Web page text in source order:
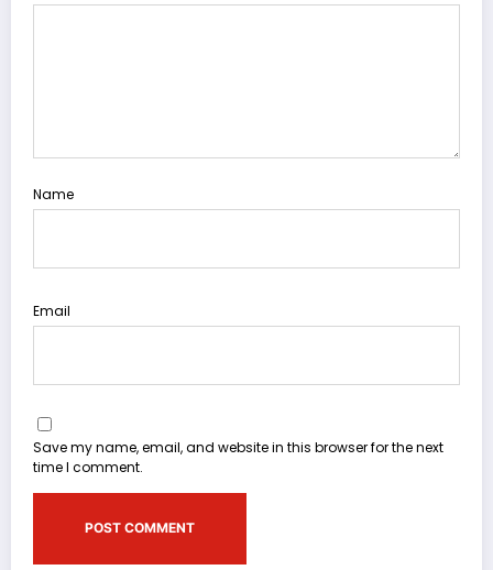
Name
Email
Save my name, email, and website in this browser for the next
time I comment.